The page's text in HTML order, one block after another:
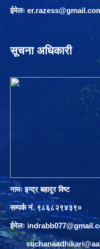
ईमेलः
सूचना अधिकारी
नामः इन्द्र बहादुर विष्ट
सम्पर्क नं. ९८६८२९४३९०
ईमेलः